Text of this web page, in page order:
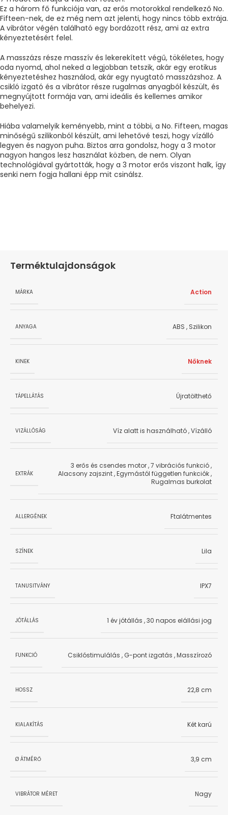
Ez a három fő funkciója van, az erős motorokkal rendelkező No.
Fifteen-nek, de ez még nem azt jelenti, hogy nincs több extrája.
A vibrátor végén található egy bordázott rész, ami az extra
kényeztetésért felel.
A masszázs része masszív és lekerekített végű, tökéletes, hogy
oda nyomd, ahol neked a legjobban tetszik, akár egy erotikus
kényeztetéshez használod, akár egy nyugtató masszázshoz. A
csikló izgató és a vibrátor része rugalmas anyagból készült, és
megnyújtott formája van, ami ideális és kellemes amikor
behelyezi.
Hiába valamelyik keményebb, mint a többi, a No. Fifteen, magas
minőségű szilikonból készült, ami lehetővé teszi, hogy vízálló
legyen és nagyon puha. Biztos arra gondolsz, hogy a 3 motor
nagyon hangos lesz használat közben, de nem. Olyan
technológiával gyártották, hogy a 3 motor erős viszont halk, így
senki nem fogja hallani épp mit csinálsz.
Terméktulajdonságok
MÁRKA Action
ANYAGA ABS , Szilikon
KINEK Nőknek
TÁPELLÁTÁS Újratölthető
VIZÁLLÓSÁG Víz alatt is használható,Vízálló
EXTRÁK
3 erős és csendes motor,7 vibrációs funkció,
Alacsony zajszint,Egymástól független funkciók,
Rugalmas burkolat
ALLERGÉNEK Ftalátmentes
SZÍNEK Lila
TANUSITVÁNY IPX7
JÓTÁLLÁS 1 év jótállás ,30 napos elállási jog
FUNKCIÓ Csiklóstimulálás , G-pont izgatás ,Masszírozó
HOSSZ 22,8 cm
KIALAKÍTÁS Két karú
Ø ÁTMÉRŐ 3,9 cm
VIBRÁTOR MÉRET Nagy